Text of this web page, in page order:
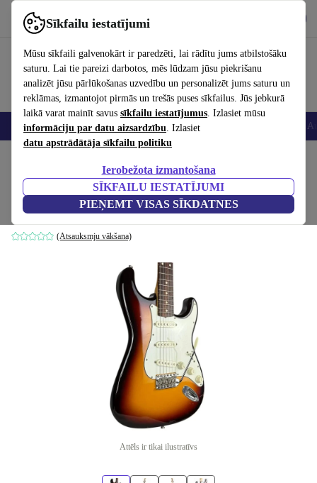
Sīkfailu iestatījumi
Mūsu sīkfaili galvenokārt ir paredzēti, lai rādītu jums atbilstošāku
saturu. Lai tie pareizi darbotos, mēs lūdzam jūsu piekrišanu
analizēt jūsu pārlūkošanas uzvedību un personalizēt jums saturu un
reklāmas, izmantojot pirmās un trešās puses sīkfailus. Jūs jebkurā
laikā varat mainīt savus sīkfailu iestatījumus. Izlasiet mūsu
informāciju par datu aizsardzību. Izlasiet
datu apstrādātāja sīkfailu politiku
Ierobežota izmantošana
SĪKFAILU IESTATĪJUMI
PIEŅEMT VISAS SĪKDATNES
Izmantojiet refurbed ātri un viegli
Viedtālruņi Portatīvie datori Planšetes Viedpulksteņi
Balta
sunburst
(Atsauksmju vākšana)
Attēls ir tikai ilustratīvs